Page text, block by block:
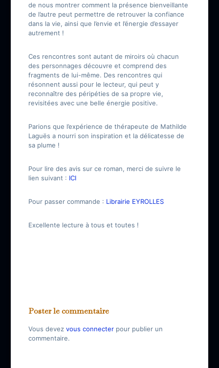
de nous montrer comment la présence bienveillante
de l’autre peut permettre de retrouver la confiance
dans la vie, ainsi que l’envie et l’énergie d’essayer
autrement !
Ces rencontres sont autant de miroirs où chacun
des personnages découvre et comprend des
fragments de lui-même. Des rencontres qui
résonnent aussi pour le lecteur, qui peut y
reconnaître des péripéties de sa propre vie,
revisitées avec une belle énergie positive.
Parions que l’expérience de thérapeute de Mathilde
Laguës a nourri son inspiration et la délicatesse de
sa plume !
Pour lire des avis sur ce roman, merci de suivre le
lien suivant : ICI
Pour passer commande : Librairie EYROLLES
Excellente lecture à tous et toutes !
Poster le commentaire
Vous devez vous connecterpour publier un
commentaire.